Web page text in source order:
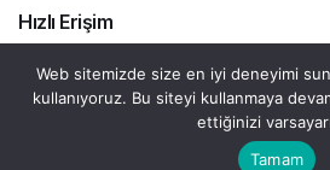
Hızlı Erişim
Gizlilik Sözleşmesi Akış Canlı Döviz
© Telif Hakkı 2026, Tüm Hakları
Web sitemizde size en iyi deneyimi
kullanıyoruz. Bu siteyi kullanmaya
ettiğinizi
Tamam